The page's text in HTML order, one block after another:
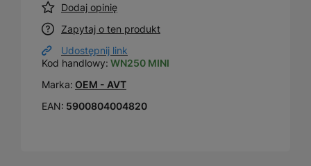
Dodaj opinię
Zapytaj o ten produkt
Udostępnij link
Kod handlowy: WN250 MINI
Marka: OEM - AVT
EAN: 5900804004820